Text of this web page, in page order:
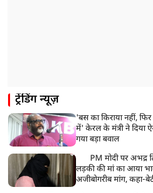
UP: लखनऊ में चलती कार में लगी आग, युवक
ट्रेंडिंग न्यूज़
'बस का किराया नहीं,
में' केरल के मंत्री ने दिया
गया बड़ा बवाल
PM मोदी पर अभद्र
लड़की की मां का आया
अजीबोगरीब मांग, कहा-